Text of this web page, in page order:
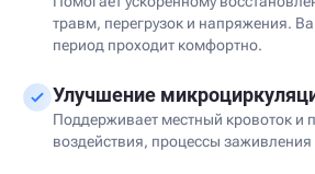
травм, перегрузок и напряжения.
период проходит комфортно.
Улучшение
Поддерживает местный кровоток и
воздействия, процессы заживления